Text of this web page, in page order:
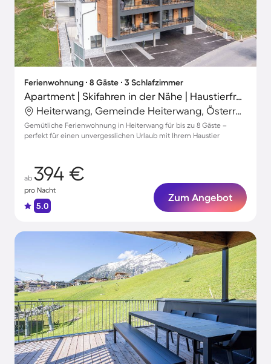
Ferienwohnung ∙ 8 Gäste ∙ 3 Schlafzimmer
Apartment | Skifahren in der Nähe | Haustierfreundlich
Heiterwang, Gemeinde Heiterwang, Österreich
Gemütliche Ferienwohnung in Heiterwang für bis zu 8 Gäste –
perfekt für einen unvergesslichen Urlaub mit Ihrem Haustier
ab 394 €
pro Nacht
5.0
Zum Angebot